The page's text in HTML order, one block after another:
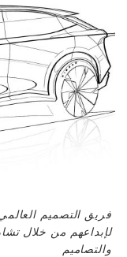
فريق التصميم
لإبداعهم من خلال
والتصاميم